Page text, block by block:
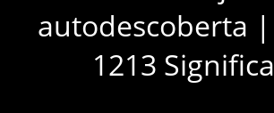
autodescoberta
1213